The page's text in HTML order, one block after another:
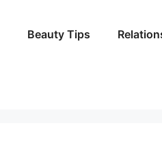
Beauty Tips